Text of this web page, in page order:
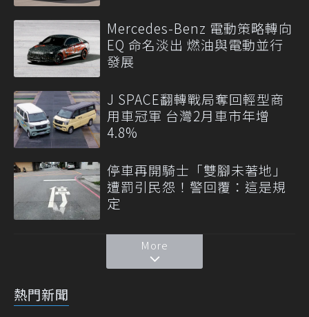
Mercedes-Benz 電動策略轉向
EQ 命名淡出 燃油與電動並行
發展
J SPACE翻轉戰局奪回輕型商
用車冠軍 台灣2月車市年增
4.8%
停車再開騎士「雙腳未著地」
遭罰引民怨！警回覆：這是規
定
More
熱門新聞